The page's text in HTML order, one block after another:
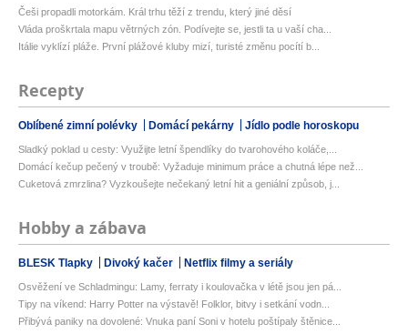
Češi propadli motorkám. Král trhu těží z trendu, který jiné děsí
Vláda proškrtala mapu větrných zón. Podívejte se, jestli ta u vaší cha...
Itálie vyklízí pláže. První plážové kluby mizí, turisté změnu pocítí b...
Recepty
Oblíbené zimní polévky Domácí pekárny Jídlo podle horoskopu
Sladký poklad u cesty: Využijte letní špendlíky do tvarohového koláče,...
Domácí kečup pečený v troubě: Vyžaduje minimum práce a chutná lépe než...
Cuketová zmrzlina? Vyzkoušejte nečekaný letní hit a geniální způsob, j...
Hobby a zábava
BLESK Tlapky Divoký kačer Netflix filmy a seriály
Osvěžení ve Schladmingu: Lamy, ferraty i koulovačka v létě jsou jen pá...
Tipy na víkend: Harry Potter na výstavě! Folklor, bitvy i setkání vodn...
Přibývá paniky na dovolené: Vnuka paní Soni v hotelu poštípaly štěnice...